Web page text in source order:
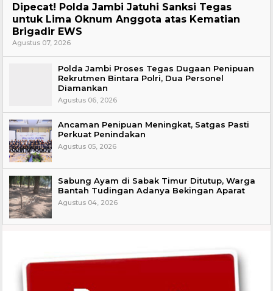
Dipecat! Polda Jambi Jatuhi Sanksi Tegas
untuk Lima Oknum Anggota atas Kematian
Brigadir EWS
Agustus 07, 2026
Polda Jambi Proses Tegas Dugaan Penipuan
Rekrutmen Bintara Polri, Dua Personel
Diamankan
Agustus 06, 2026
Ancaman Penipuan Meningkat, Satgas Pasti
Perkuat Penindakan
Agustus 05, 2026
Sabung Ayam di Sabak Timur Ditutup, Warga
Bantah Tudingan Adanya Bekingan Aparat
Agustus 04, 2026